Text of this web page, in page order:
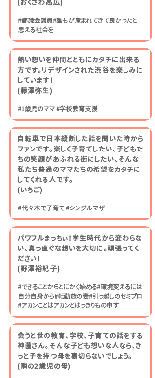
​(おくさわ高広)
#都議会議員#誰もが産まれてきて良かったと
思える社会を
熱い想いを仲間とともにカタチに出来る
方です。リデザインされた渋谷を楽しみに
しています！
​(藤澤弥生)
#1歳児のママ #学校教育支援
自転車で日本縦断した話を聞いた時から
ファンです。楽しく子育てしたい、子どもた
ちの笑顔があふれる街にしたい、そんな
私たち普通のママたちの希望をカタチに
してくれる人です。
​(いちご)
#代々木で子育て #シングルマザー
パワフルまっちぃ！学生時代から変わらな
い、真っ直ぐな想いを大切に。頑張ってく
ださい！
​(野澤裕紀子)
#できることからとにかく始める#環境変えるには
自分自身から#転勤族の妻#引っ越しのセミプロ
#アカンことはアカンとはっきりもの申す
会うと世の教育、学校、子育ての話をする
神薗さん。そんな子ども想いな人なら、き
っと子を持つ母を裏切らないでしょう。
​(隣の2歳児の母)